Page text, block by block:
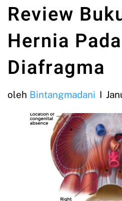
Review
Hernia Pada
Diafragma
oleh Bintangmadani